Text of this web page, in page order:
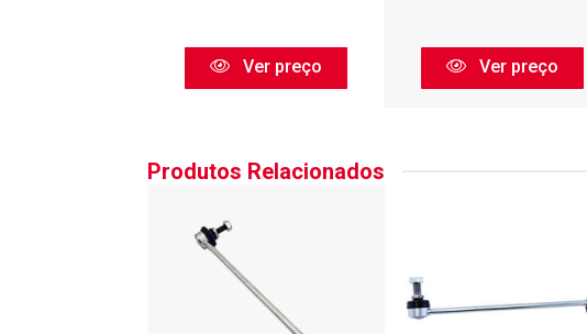
Ver preço Ver preço
Produtos Relacionados